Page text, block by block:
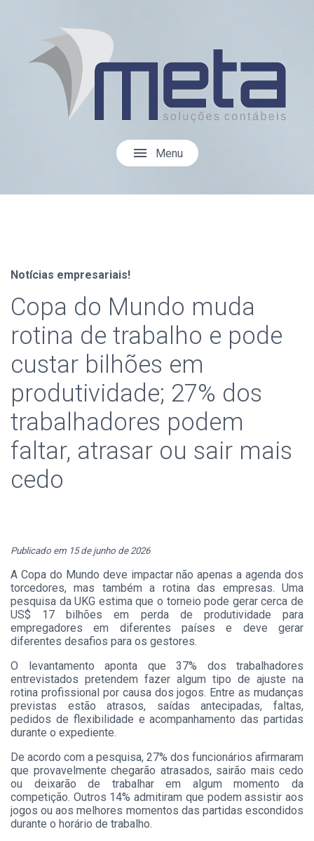
menu Menu
Notícias empresariais!
Copa do Mundo muda
rotina de trabalho e pode
custar bilhões em
produtividade; 27% dos
trabalhadores podem
faltar, atrasar ou sair mais
cedo
Publicado em 15 de junho de 2026
A Copa do Mundo deve impactar não apenas a agenda dos
torcedores, mas também a rotina das empresas. Uma
pesquisa da UKG estima que o torneio pode gerar cerca de
US$ 17 bilhões em perda de produtividade para
empregadores em diferentes países e deve gerar
diferentes desafios para os gestores.
O levantamento aponta que 37% dos trabalhadores
entrevistados pretendem fazer algum tipo de ajuste na
rotina profissional por causa dos jogos. Entre as mudanças
previstas estão atrasos, saídas antecipadas, faltas,
pedidos de flexibilidade e acompanhamento das partidas
durante o expediente.
De acordo com a pesquisa, 27% dos funcionários afirmaram
que provavelmente chegarão atrasados, sairão mais cedo
ou deixarão de trabalhar em algum momento da
competição. Outros 14% admitiram que podem assistir aos
jogos ou aos melhores momentos das partidas escondidos
durante o horário de trabalho.